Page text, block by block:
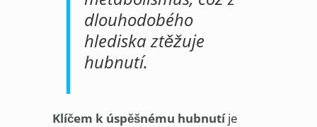
dlouhodobého
hlediska ztěžuje
hubnutí.
Klíčem k úspěšnému hubnutíje